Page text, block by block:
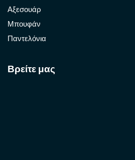
Αξεσουάρ
Μπουφάν
Παντελόνια
Βρείτε μας